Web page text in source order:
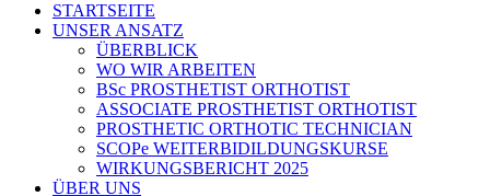
STARTSEITE
UNSER ANSATZ
ÜBERBLICK
WO WIR ARBEITEN
BSc PROSTHETIST ORTHOTIST
ASSOCIATE PROSTHETIST ORTHOTIST
PROSTHETIC ORTHOTIC TECHNICIAN
SCOPe WEITERBIDILDUNGSKURSE
WIRKUNGSBERICHT 2025
ÜBER UNS